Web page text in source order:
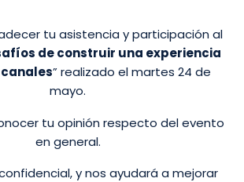
tu asistencia y participación al
de construir una experiencia
” realizado el martes 24 de
mayo.
tu opinión respecto del evento
en general.
y nos ayudará a mejorar